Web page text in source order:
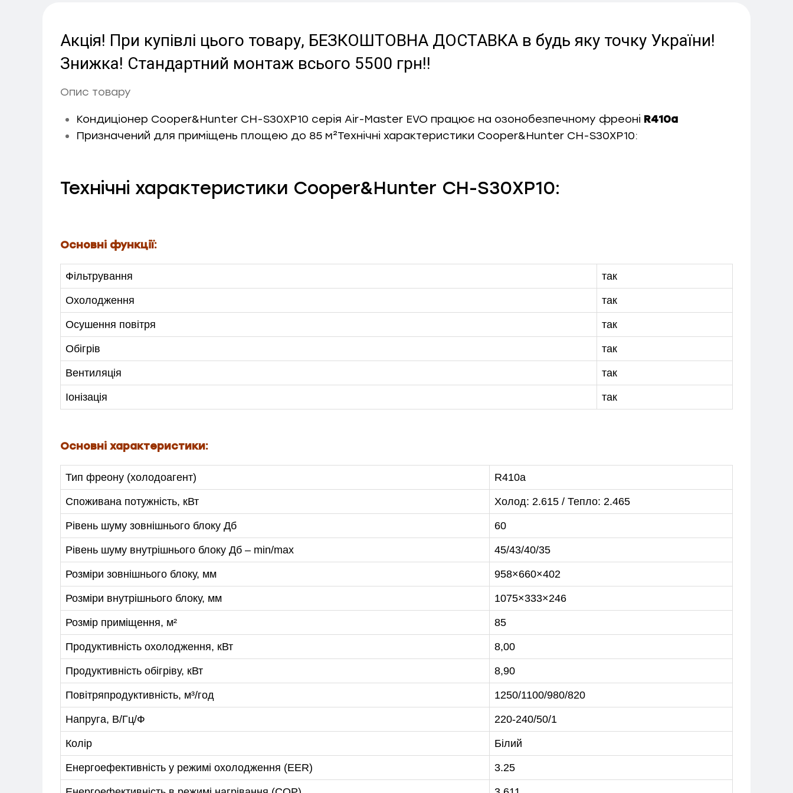
Акція! При купівлі цього товару, БЕЗКОШТОВНА ДОСТАВКА в будь яку точку України!
Знижка! Стандартний монтаж всього 5500 грн!!
Опис товару
Кондиціонер Cooper&Hunter CH-S30XP10 серія Air-Master EVO працює на озонобезпечному фреоні R410a
Призначений для приміщень площею до 85 м²Технічні характеристики Cooper&Hunter CH-S30XP10:
Технічні характеристики Cooper&Hunter CH-S30XP10:
Основні функції:
Фільтрування так
Охолодження так
Осушення повітря так
Обігрів так
Вентиляція так
Іонізація так
Основні характеристики:
Тип фреону (холодоагент) R410a
Споживана потужність, кВт Холод: 2.615 / Тепло: 2.465
Рівень шуму зовнішнього блоку Дб 60
Рівень шуму внутрішнього блоку Дб – min/max 45/43/40/35
Розміри зовнішнього блоку, мм 958×660×402
Розміри внутрішнього блоку, мм 1075×333×246
Розмір приміщення, м² 85
Продуктивність охолодження, кВт 8,00
Продуктивність обігріву, кВт 8,90
Повітряпродуктивність, м³/год 1250/1100/980/820
Напруга, В/Гц/Ф 220-240/50/1
Колір Білий
Енергоефективність у режимі охолодження (EER) 3.25
МЕНЮ
ПОСЛУГИ
КАТАЛОГ
ПРО НАС
СПІВПРАЦЯ
+38-097-845-12-79 +38-093-147-27-29